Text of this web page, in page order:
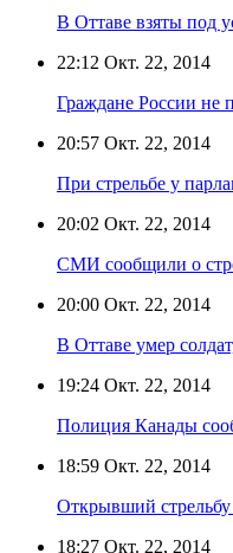
В Оттаве взяты под
22:12 Окт. 22, 2014
Граждане России не
20:57 Окт. 22, 2014
При стрельбе у
20:02 Окт. 22, 2014
СМИ сообщили о
20:00 Окт. 22, 2014
В Оттаве умер
19:24 Окт. 22, 2014
Полиция Канады
18:59 Окт. 22, 2014
Открывший стрельбу
18:27 Окт. 22, 2014